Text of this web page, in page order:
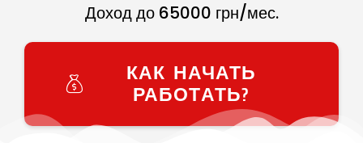
Доход до 65000 грн/мес.
КАК НАЧАТЬ
РАБОТАТЬ?